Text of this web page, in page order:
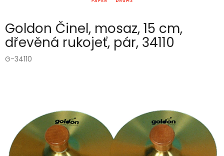
Goldon Činel, mosaz, 15 cm,
dřevěná rukojeť, pár, 34110
G-34110